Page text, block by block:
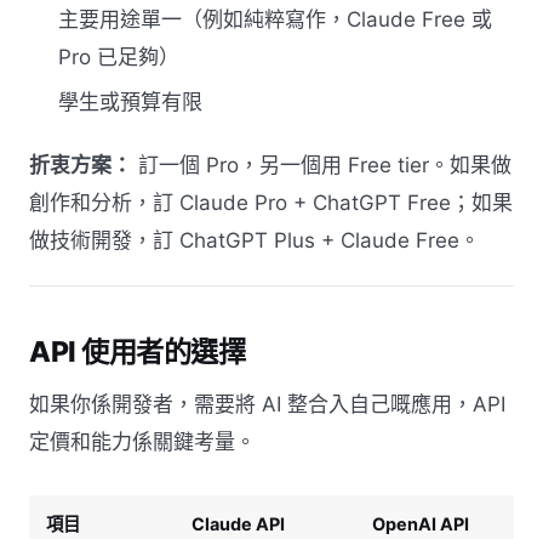
主要用途單一（例如純粹寫作，Claude Free 或
Pro 已足夠）
學生或預算有限
折衷方案： 訂一個 Pro，另一個用 Free tier。如果做
創作和分析，訂 Claude Pro + ChatGPT Free；如果
做技術開發，訂 ChatGPT Plus + Claude Free。
API 使用者的選擇
如果你係開發者，需要將 AI 整合入自己嘅應用，API
定價和能力係關鍵考量。
項目 Claude API OpenAI API